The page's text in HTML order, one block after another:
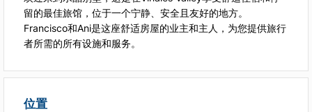
留的最佳旅馆，位于一个宁静、安全且友好的地方。
Francisco和Ani是这座舒适房屋的业主和主人，为您提供旅行
者所需的所有设施和服务。
位置